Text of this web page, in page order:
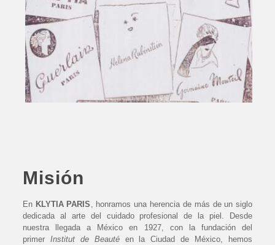
Misión
En KLYTIA PARIS , honramos una herencia de más de un siglo
dedicada al arte del cuidado profesional de la piel. Desde
nuestra llegada a México en 1927, con la fundación del
primer Institut de Beautéen la Ciudad de México, hemos